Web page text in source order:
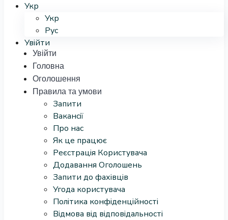
Укр
Укр
Рус
Увійти
Увійти
Головна
Оголошення
Правила та умови
Запити
Вакансії
Про нас
Як це працює
Реєстрація Користувача
Додавання Оголошень
Запити до фахівців
Угода користувача
Політика конфіденційності
Відмова від відповідальності